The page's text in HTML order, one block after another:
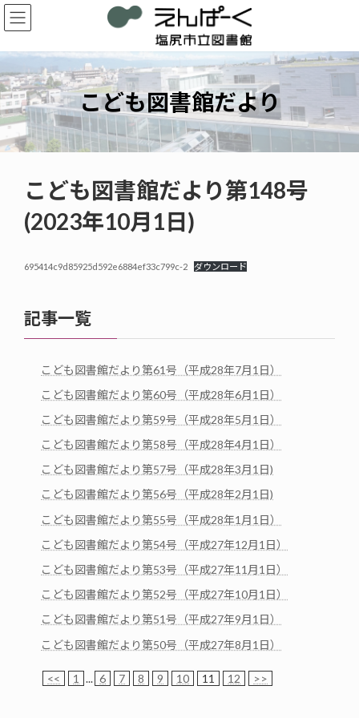
コ
ン
ン
ツ
へ
ス
キ
ッ
プ
ナ
ビ
ー
シ
ョ
ン
に
移
動
こども図書館だより
こども図書館だより第148号
(2023年10月1日)
695414c9d85925d592e6884ef33c799c-2 ダウンロード
記事一覧
こども図書館だより第61号（平成28年7月1日）
こども図書館だより第60号（平成28年6月1日）
こども図書館だより第59号（平成28年5月1日）
こども図書館だより第58号（平成28年4月1日）
こども図書館だより第57号（平成28年3月1日)
こども図書館だより第56号（平成28年2月1日)
こども図書館だより第55号（平成28年1月1日）
こども図書館だより第54号（平成27年12月1日）
こども図書館だより第53号（平成27年11月1日）
こども図書館だより第52号（平成27年10月1日）
こども図書館だより第51号（平成27年9月1日）
こども図書館だより第50号（平成27年8月1日）
<< 1 ... 6 7 8 9 10 11 12 >>